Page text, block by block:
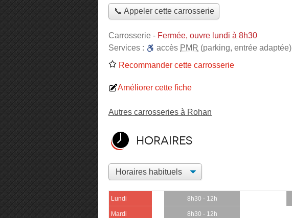
📞 Appeler cette carrosserie
Carrosserie - Fermée, ouvre lundi à 8h30
Services :
accès PMR (parking, entrée adaptée)
Recommander cette carrosserie
Améliorer cette fiche
Autres carrosseries à Rohan
Horaires
Lundi 8h30 - 12h
Mardi 8h30 - 12h